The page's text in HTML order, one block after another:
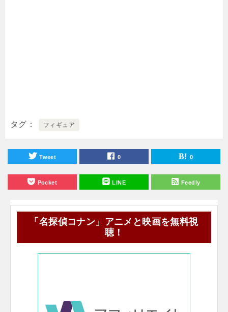
タグ フィギュア
Tweet 0 0
Pocket LINE Feedly
「名探偵コナン」アニメと映画を無料視
聴！